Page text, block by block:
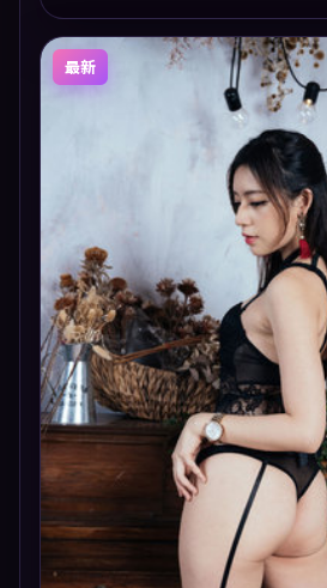
最新